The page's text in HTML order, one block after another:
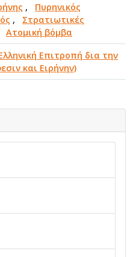
, Πυρηνικός
, Στρατιωτικές
Ατομική βόμβα
Επιτροπή δια την
και Ειρήνην)